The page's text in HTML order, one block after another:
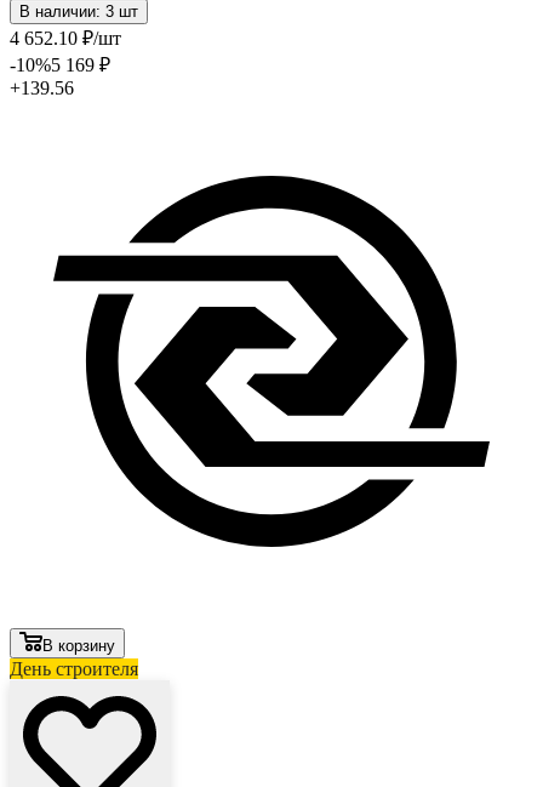
В наличии: 3 шт
4 652.10 ₽/шт
-10%5 169 ₽
+139.56
В корзину
День строителя